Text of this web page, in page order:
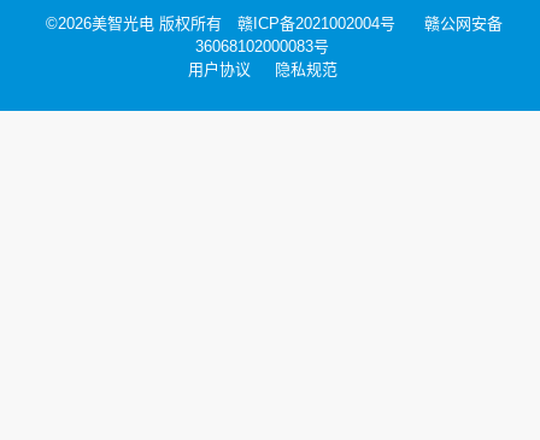
©2026美智光电 版权所有 赣ICP备2021002004号
赣公网安备
36068102000083号
用户协议
隐私规范